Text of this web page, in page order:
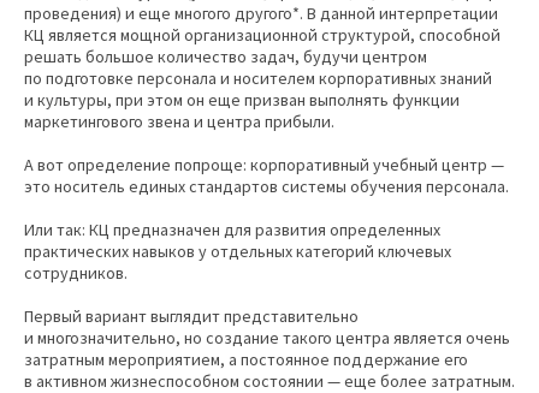
проведения) и еще многого другого*. В данной интерпретации
КЦ является мощной организационной структурой, способной
решать большое количество задач, будучи центром
по подготовке персонала и носителем корпоративных знаний
и культуры, при этом он еще призван выполнять функции
маркетингового звена и центра прибыли.
А вот определение попроще: корпоративный учебный центр —
это носитель единых стандартов системы обучения персонала.
Или так: КЦ предназначен для развития определенных
практических навыков у отдельных категорий ключевых
сотрудников.
Первый вариант выглядит представительно
и многозначительно, но создание такого центра является очень
затратным мероприятием, а постоянное поддержание его
в активном жизнеспособном состоянии — еще более затратным.